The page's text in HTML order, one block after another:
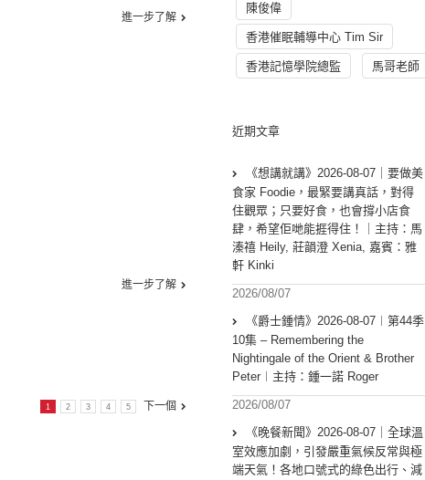
進一步了解
進一步了解
1 2 3 4 5 下一個
陳俊偉
香港催眠輔導中心 Tim Sir
香港記憶學院總監 馬哥老師
近期文章
《想講就講》2026-08-07｜要做美
食家 Foodie，最緊要講真話，對得
住觀眾；只要好食，也會撐小店食
肆，希望佢哋能捱得住！｜主持：馬
溱禧 Heily, 莊韻澄 Xenia, 嘉賓：雅
軒 Kinki
2026/08/07
《爵士鍾情》2026-08-07︱第44季
10集 – Remembering the
Nightingale of the Orient & Brother
Peter︱主持：鍾一諾 Roger
2026/08/07
《晚餐新聞》2026-08-07｜全球溫
室效應加劇，引發嚴重氣候反常與極
端天氣！各地口號式的綠色出行、減